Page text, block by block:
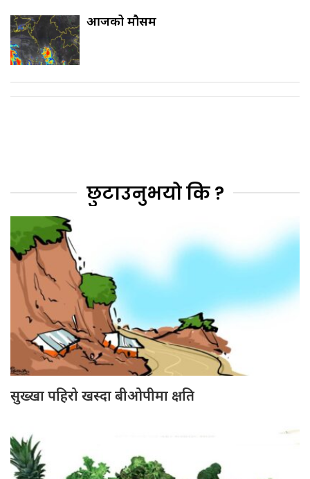
आजको मौसम
छुटाउनुभयो कि ?
सुख्खा पहिरो खस्दा बीओपीमा क्षति